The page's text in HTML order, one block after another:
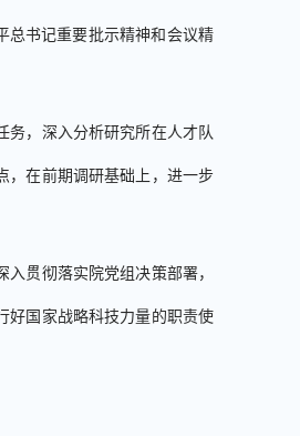
总书记重要批示精神和会议精
务，深入分析研究所在人才队
，在前期调研基础上，进一步
贯彻落实院党组决策部署，
好国家战略科技力量的职责使